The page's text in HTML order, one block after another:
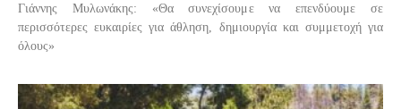
Γιάννης Μυλωνάκης: «Θα συνεχίσουμε να επενδύουμε σε
περισσότερες ευκαιρίες για άθληση, δημιουργία και συμμετοχή για
όλους»